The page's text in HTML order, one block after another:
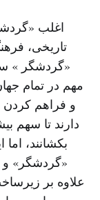
اغلب
تاریخی،
«گردشگر »
مهم در تمام
و فراهم
دارند تا سهم
بکشانند،
«گردشگر» و
علاوه بر